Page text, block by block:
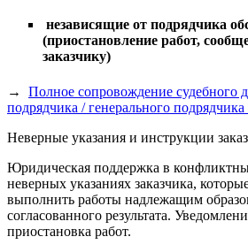
независящие от подрядчика
(приостановление работ,
заказчику)
→ Полное сопровождение судебного
подрядчика / генерального
Неверные указания и инструкции
Юридическая поддержка в
неверных указаниях заказчика,
выполнить работы надлежащим
согласованного результата.
приостановка работ.